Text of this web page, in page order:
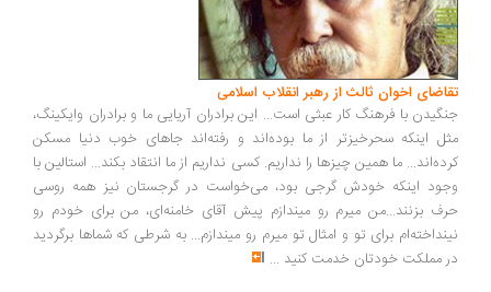
تقاضای اخوان ثالث از رهبر انقلاب اسلامی
جنگیدن با فرهنگ کار عبثی است... این برادران آریایی ما و برادران وایکینگ،
مثل اینکه سحرخیزتر از ما بوده‌اند و رفته‌اند جاهای خوب دنیا مسکن
کرده‌اند... ما همین چیزها را نداریم. کسی نداریم از ما انتقاد بکند... استالین با
وجود اینکه خودش گرجی بود، می‌خواست در گرجستان نیز همه روسی
حرف بزنند...من میرم رو میندازم پیش آقای خامنه‌ای، من برای خودم رو
نینداخته‌ام برای تو و امثال تو میرم رو میندازم... به شرطی که شماها برگردید
در مملکت خودتان خدمت کنید ...